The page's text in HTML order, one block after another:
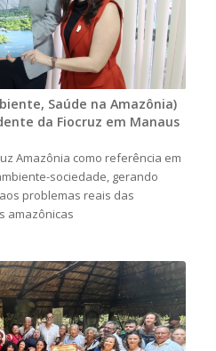
Saúde na Amazônia)
da Fiocruz em Manaus
Amazônia como referência em
sociedade, gerando
problemas reais das
amazônicas